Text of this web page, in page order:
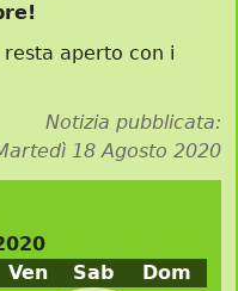
resta aperto con i
Notizia pubblicata:
18 Agosto 2020
Ven Sab
Dom